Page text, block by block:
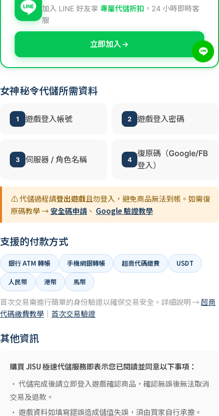
加入 LINE 好友享 專屬代儲折扣 ，24 小時即時客
服
立即加入
女神秘令代儲所需資料
1 遊戲登入帳號 2 遊戲登入密碼
3 伺服器 / 角色名稱 4
復原碼（Google/FB
登入）
⚠️ 代儲過程請登出遊戲且勿登入，避免商品無法到帳。如需復
原碼教學 →安全碼申請 、 Google 驗證教學
支援的付款方式
銀行 ATM 轉帳 手機網銀轉帳 超商代碼繳費
USDT
人民幣
港幣 馬幣
首次交易需進行簡單的身份驗證以確保交易安全。詳細說明 →超商
代碼繳費教學 ｜ 首次交易驗證
其他資訊
購買 JISU 極速代儲服務即表示您已閱讀並同意以下事項：
• 代儲完成後請立即登入遊戲確認商品，確認無誤後無法取消
交易及退款。
• 遊戲資料如填寫錯誤造成儲值失誤，須由買家自行承擔。